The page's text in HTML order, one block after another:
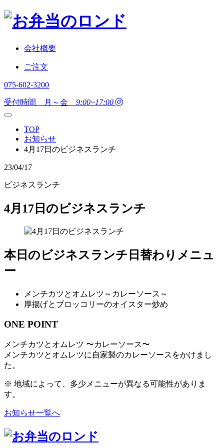
会社概要
ご注文
075-602-3200
受付時間 月～金 9:00~17:00
TOP
お知らせ
4月17日のビジネスランチ
23/04/17
ビジネスランチ
4月17日のビジネスランチ
本日のビジネスランチ日替わりメニュ
ー
メンチカツとオムレツ～カレーソース～
厚揚げとブロッコリーのオイスター炒め
ONE POINT
メンチカツとオムレツ 〜カレーソース〜
メンチカツとオムレツに自家製のカレーソースをかけまし
た。
※ 地域によって、多少メニューが異なる可能性がありま
す。
お知らせ一覧へ